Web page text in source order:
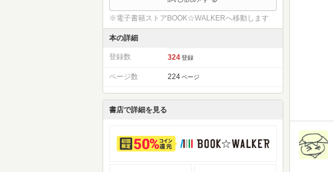
※電子書籍ストアBOOK☆WALKERへ移動します
本の詳細
登録数 324 登録
ページ数 224 ページ
書店で詳細を見る